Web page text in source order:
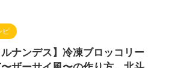
ピ
ルナンデス】冷凍ブロッコリー